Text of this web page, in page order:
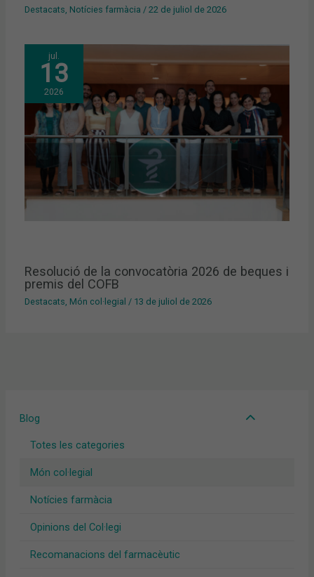
Blog
Totes les categories
Món col·legial
Notícies farmàcia
Opinions del Col·legi
Recomanacions del farmacèutic
Destacats Notícies farmàcia /22 de juliol de 2026
jul.
13
2026
Resolució de la convocatòria 2026 de beques i
premis del COFB
Destacats, Món col·legial / 13 de juliol de 2026